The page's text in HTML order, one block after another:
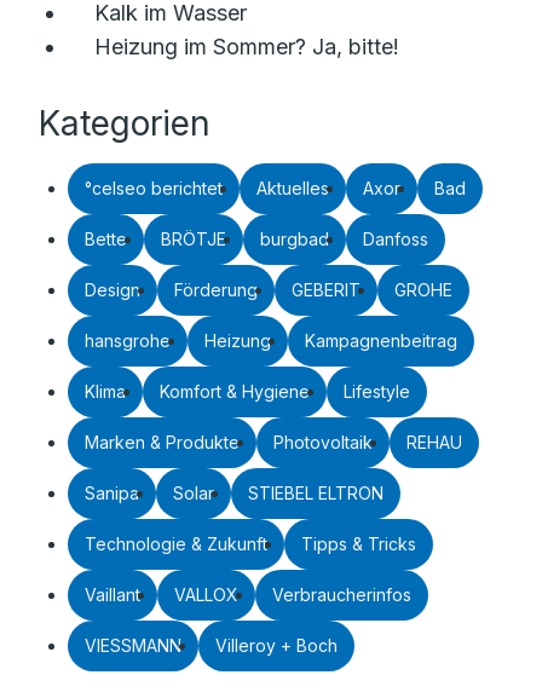
Kalk im Wasser
Heizung im Sommer? Ja, bitte!
Kategorien
°celseo berichtet Aktuelles Axor Bad
Bette BRÖTJE burgbad Danfoss
Design Förderung GEBERIT GROHE
hansgrohe Heizung Kampagnenbeitrag
Klima Komfort & Hygiene Lifestyle
Marken & Produkte Photovoltaik REHAU
Sanipa Solar STIEBEL ELTRON
Technologie & Zukunft Tipps & Tricks
Vaillant VALLOX Verbraucherinfos
VIESSMANN Villeroy + Boch